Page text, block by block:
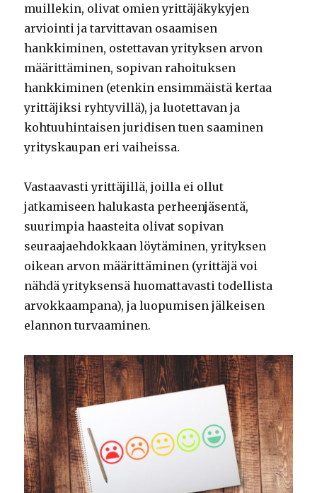
muillekin, olivat omien yrittäjäkykyjen
arviointi ja tarvittavan osaamisen
hankkiminen, ostettavan yrityksen arvon
määrittäminen, sopivan rahoituksen
hankkiminen (etenkin ensimmäistä kertaa
yrittäjiksi ryhtyvillä), ja luotettavan ja
kohtuuhintaisen juridisen tuen saaminen
yrityskaupan eri vaiheissa.
Vastaavasti yrittäjillä, joilla ei ollut
jatkamiseen halukasta perheenjäsentä,
suurimpia haasteita olivat sopivan
seuraajaehdokkaan löytäminen, yrityksen
oikean arvon määrittäminen (yrittäjä voi
nähdä yrityksensä huomattavasti todellista
arvokkaampana), ja luopumisen jälkeisen
elannon turvaaminen.